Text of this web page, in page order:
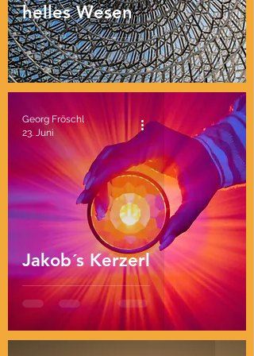
helles Wesen
Jakob´s Kerzerl
Georg Fröschl
23. Juni